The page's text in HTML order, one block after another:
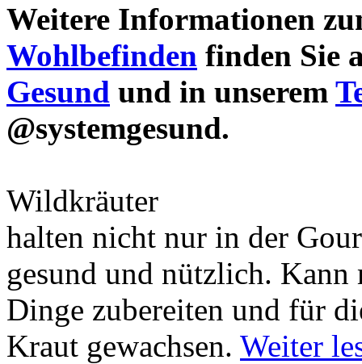
Weitere Informationen
Wohlbefinden finden Sie
Gesund und in unserem
@systemgesund.
Wildkräuter
halten nicht nur in der
gesund und nützlich.
Dinge zubereiten und für
Kraut gewachsen. Weiter